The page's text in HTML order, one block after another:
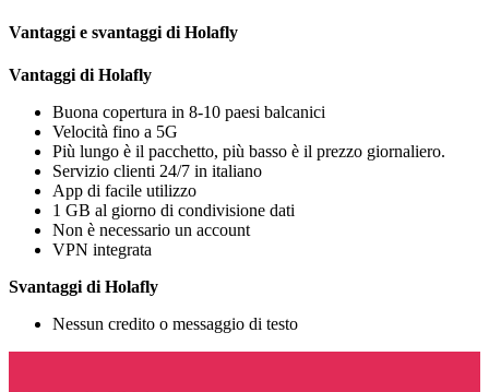
Vantaggi e svantaggi di Holafly
Vantaggi di Holafly
Buona copertura in 8-10 paesi balcanici
Velocità fino a 5G
Più lungo è il pacchetto, più basso è il prezzo giornaliero.
Servizio clienti 24/7 in italiano
App di facile utilizzo
1 GB al giorno di condivisione dati
Non è necessario un account
VPN integrata
Svantaggi di Holafly
Nessun credito o messaggio di testo